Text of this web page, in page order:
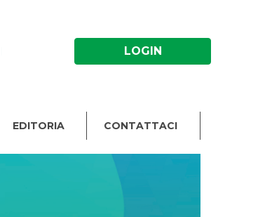
LOGIN
EDITORIA CONTATTACI